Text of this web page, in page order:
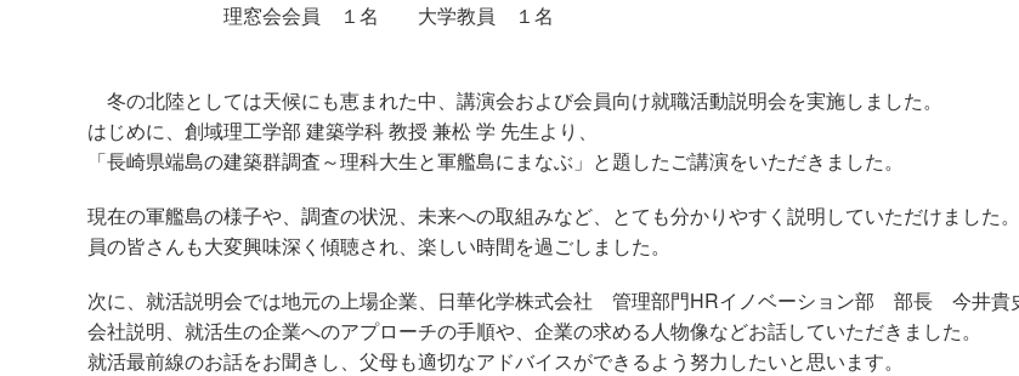
理窓会会員 １名 大学教員 １名
冬の北陸としては天候にも恵まれた中、講演会および会員向け就職活動説明会を実施しました。
はじめに、創域理工学部 建築学科 教授 兼松 学 先生より、
「長崎県端島の建築群調査～理科大生と軍艦島にまなぶ」と題したご講演をいただきました。
現在の軍艦島の様子や、調査の状況、未来への取組みなど、とても分かりやすく説明していただけました
員の皆さんも大変興味深く傾聴され、楽しい時間を過ごしました。
次に、就活説明会では地元の上場企業、日華化学株式会社 管理部門HRイノベーション部 部長 今井貴
会社説明、就活生の企業へのアプローチの手順や、企業の求める人物像などお話していただきました。
就活最前線のお話をお聞き し、父母も適切なアドバイスができるよう努力したいと思います。